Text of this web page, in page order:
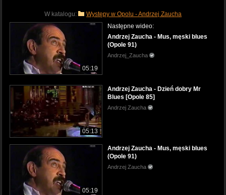
W katalogu: Występy w Opolu - Andrzej Zaucha
05:19
Następne wideo:
Andrzej Zaucha - Mus, męski blues
(Opole 91)
Andrzej_Zaucha
05:13
Andrzej Zaucha - Dzień dobry Mr
Blues [Opole 85]
Andrzej Zaucha
05:19
Andrzej Zaucha - Mus, męski blues
(Opole 91)
Andrzej Zaucha